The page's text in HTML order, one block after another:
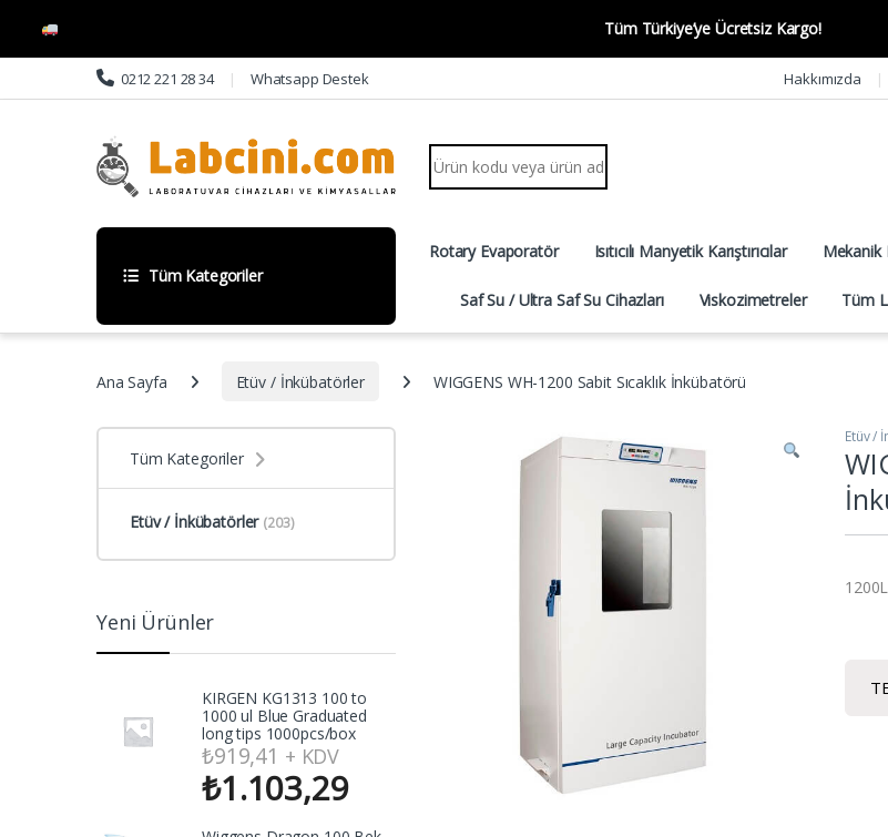
Tüm Türkiye’ye Ücretsiz Kargo!
Skip to navigation
Skip to content 0212 221 28 34 Whatsapp Destek Hakkımızda
Search for:
Tüm Kategoriler
Rotary Evaporatör Isıtıcılı Manyetik Karıştırıcılar Mekanik
Saf Su / Ultra Saf Su Cihazları Viskozimetreler Tüm
Ana Sayfa Etüv / İnkübatörler WIGGENS WH-1200 Sabit Sıcaklık İnkübatörü
Etüv /
Tüm Kategoriler
Etüv / İnkübatörler (203)
Yeni Ürünler
KIRGEN KG1313 100 to
1000 ul Blue Graduated
long tips 1000pcs/box
₺919,41 + KDV
₺1.103,29